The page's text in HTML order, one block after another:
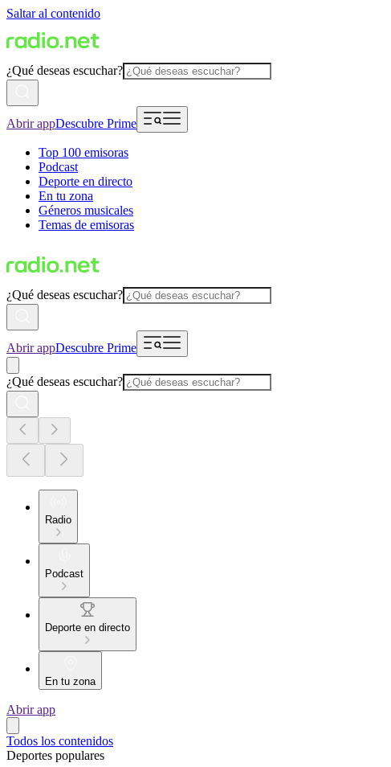
Saltar al contenido
¿Qué deseas escuchar?
Abrir appDescubre Prime
Top 100 emisoras
Podcast
Deporte en directo
En tu zona
Géneros musicales
Temas de emisoras
¿Qué deseas escuchar?
Abrir appDescubre Prime
¿Qué deseas escuchar?
Radio
Podcast
Deporte en directo
En tu zona
Abrir app
Todos los contenidos
Deportes populares